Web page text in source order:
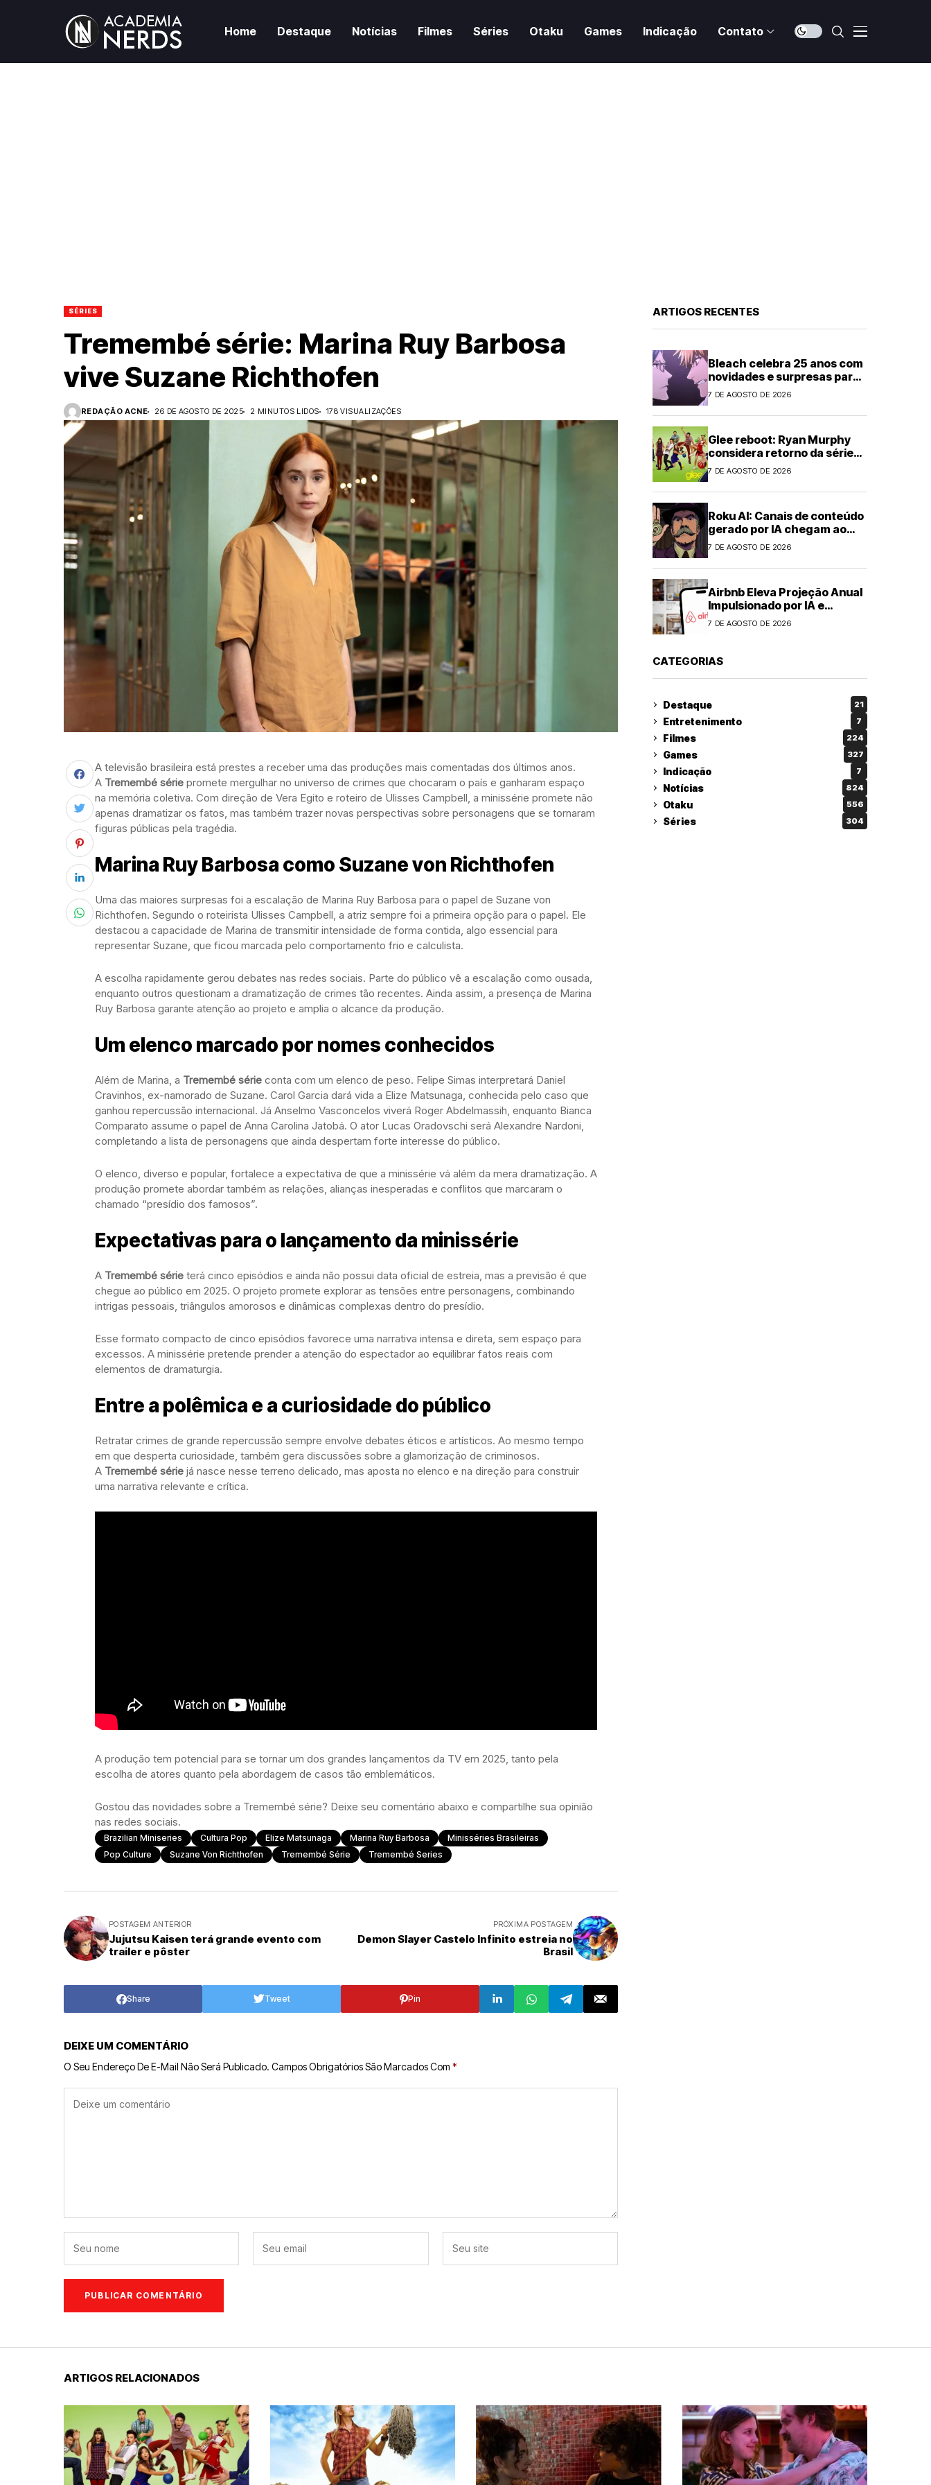
Home Destaque Notícias Filmes Séries Otaku Games Indicação Contato
SÉRIES
Tremembé série: Marina Ruy Barbosa
vive Suzane Richthofen
REDAÇÃO ACNE 26 DE AGOSTO DE 2025 2 MINUTOS LIDOS 178 VISUALIZAÇÕES
A televisão brasileira está prestes a receber uma das produções mais comentadas dos últimos anos.
A Tremembé série promete mergulhar no universo de crimes que chocaram o país e ganharam espaço
na memória coletiva. Com direção de Vera Egito e roteiro de Ulisses Campbell, a minissérie promete não
apenas dramatizar os fatos, mas também trazer novas perspectivas sobre personagens que se tornaram
figuras públicas pela tragédia.
Marina Ruy Barbosa como Suzane von Richthofen
Uma das maiores surpresas foi a escalação de Marina Ruy Barbosa para o papel de Suzane von
Richthofen. Segundo o roteirista Ulisses Campbell, a atriz sempre foi a primeira opção para o papel. Ele
destacou a capacidade de Marina de transmitir intensidade de forma contida, algo essencial para
representar Suzane, que ficou marcada pelo comportamento frio e calculista.
A escolha rapidamente gerou debates nas redes sociais. Parte do público vê a escalação como ousada,
enquanto outros questionam a dramatização de crimes tão recentes. Ainda assim, a presença de Marina
Ruy Barbosa garante atenção ao projeto e amplia o alcance da produção.
Um elenco marcado por nomes conhecidos
Além de Marina, a Tremembé série conta com um elenco de peso. Felipe Simas interpretará Daniel
Cravinhos, ex-namorado de Suzane. Carol Garcia dará vida a Elize Matsunaga, conhecida pelo caso que
ganhou repercussão internacional. Já Anselmo Vasconcelos viverá Roger Abdelmassih, enquanto Bianca
Comparato assume o papel de Anna Carolina Jatobá. O ator Lucas Oradovschi será Alexandre Nardoni,
completando a lista de personagens que ainda despertam forte interesse do público.
O elenco, diverso e popular, fortalece a expectativa de que a minissérie vá além da mera dramatização. A
produção promete abordar também as relações, alianças inesperadas e conflitos que marcaram o
chamado “presídio dos famosos”.
Expectativas para o lançamento da minissérie
A Tremembé série terá cinco episódios e ainda não possui data oficial de estreia, mas a previsão é que
chegue ao público em 2025. O projeto promete explorar as tensões entre personagens, combinando
intrigas pessoais, triângulos amorosos e dinâmicas complexas dentro do presídio.
Esse formato compacto de cinco episódios favorece uma narrativa intensa e direta, sem espaço para
excessos. A minissérie pretende prender a atenção do espectador ao equilibrar fatos reais com
elementos de dramaturgia.
Entre a polêmica e a curiosidade do público
Retratar crimes de grande repercussão sempre envolve debates éticos e artísticos. Ao mesmo tempo
em que desperta curiosidade, também gera discussões sobre a glamorização de criminosos.
A Tremembé série já nasce nesse terreno delicado, mas aposta no elenco e na direção para construir
uma narrativa relevante e crítica.
A produção tem potencial para se tornar um dos grandes lançamentos da TV em 2025, tanto pela
escolha de atores quanto pela abordagem de casos tão emblemáticos.
Gostou das novidades sobre a Tremembé série? Deixe seu comentário abaixo e compartilhe sua opinião
nas redes sociais.
Brazilian Miniseries Cultura Pop Elize Matsunaga Marina Ruy Barbosa
Minisséries Brasileiras
Pop Culture
Suzane Von Richthofen Tremembé Série Tremembé Series
POSTAGEM ANTERIOR
Jujutsu Kaisen terá grande evento com
trailer e pôster
PRÓXIMA POSTAGEM
Demon Slayer Castelo Infinito estreia no
Brasil
Share Tweet Pin
DEIXE UM COMENTÁRIO
O Seu Endereço De E-Mail Não Será Publicado. Campos Obrigatórios São Marcados Com *
ARTIGOS RECENTES
Bleach celebra 25 anos com
novidades e surpresas para
fãs
7 DE AGOSTO DE 2026
Glee reboot: Ryan Murphy
considera retorno da série
musical
7 DE AGOSTO DE 2026
Roku AI: Canais de conteúdo
gerado por IA chegam ao
streaming
7 DE AGOSTO DE 2026
Airbnb Eleva Projeção Anual
Impulsionado por IA e
Demanda Forte
7 DE AGOSTO DE 2026
CATEGORIAS
Destaque 21
Entretenimento 7
Filmes 224
Games 327
Indicação 7
Notícias 824
Otaku 556
Séries 304
ARTIGOS RELACIONADOS